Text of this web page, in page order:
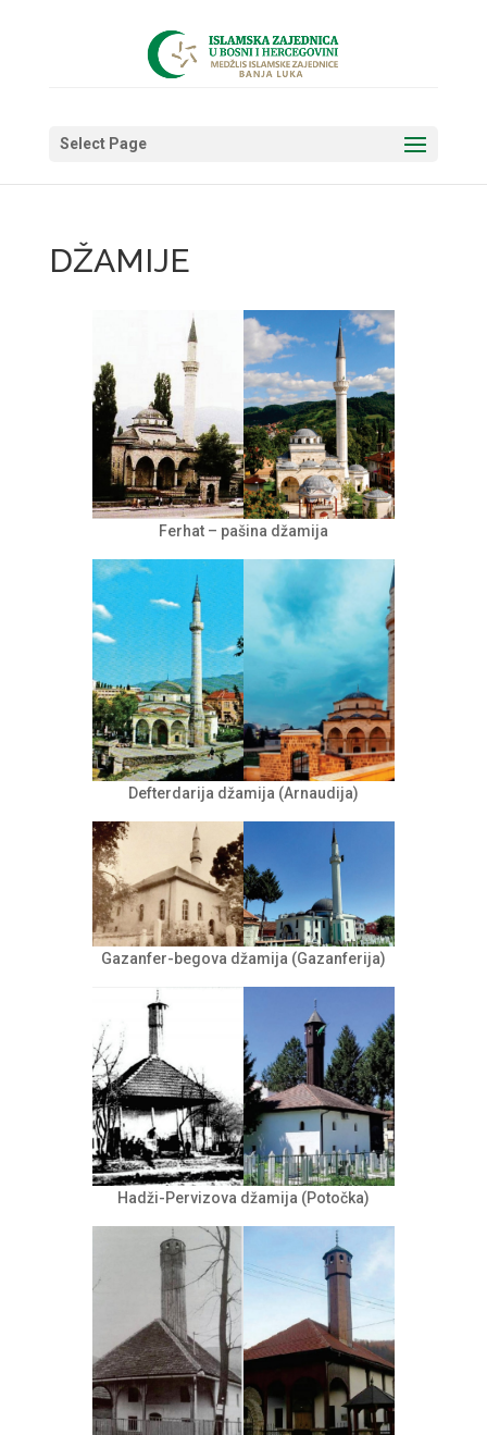
Select Page
DŽAMIJE
Ferhat – pašina džamija
Defterdarija džamija (Arnaudija)
Gazanfer-begova džamija (Gazanferija)
Hadži-Pervizova džamija (Potočka)